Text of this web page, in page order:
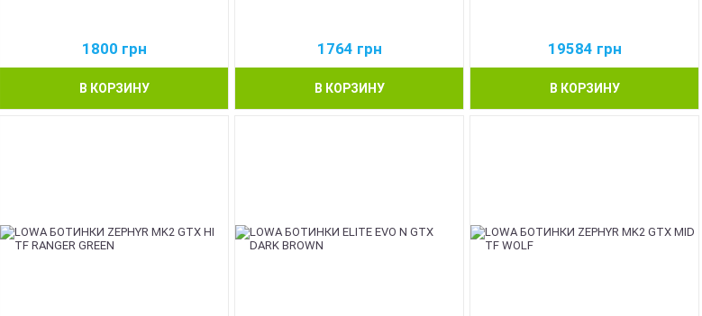
1800 грн
В КОРЗИНУ
1764 грн
В КОРЗИНУ
19584 грн
В КОРЗИНУ